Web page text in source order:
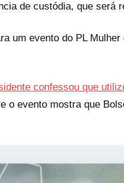
de custódia, que será
um evento do PL
confessou que
o evento mostra que